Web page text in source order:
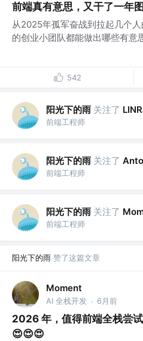
前端真有意思，又干了一年
从2025年孤军奋战到拉起几个
的创业小团队都能做出哪些有意
542
阳光下的雨 关注了
前端工程师
阳光下的雨 关注了
前端工程师
阳光下的雨 关注了
前端工程师
阳光下的雨 赞了这篇文章
Moment
AI 全栈开发 · 6月前
2026 年，值得前端全栈尝
😍😍😍